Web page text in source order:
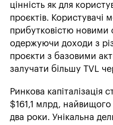
цінність як для
проєктів. Користувачі
прибутковістю новими
одержуючи доходи з
проєкти з базовими
залучати більшу TVL
Ринкова капіталізація
$161,1 млрд,
два роки. Унікальна